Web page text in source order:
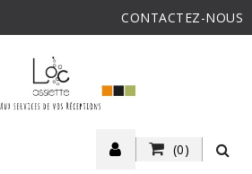
CONTACTEZ-NOUS
(0)